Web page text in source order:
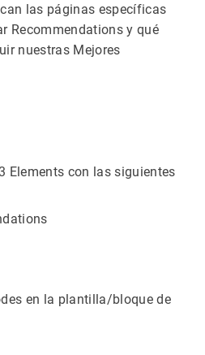
las páginas específicas
Recommendations y qué
nuestras Mejores
Elements con las siguientes
en la plantilla/bloque de